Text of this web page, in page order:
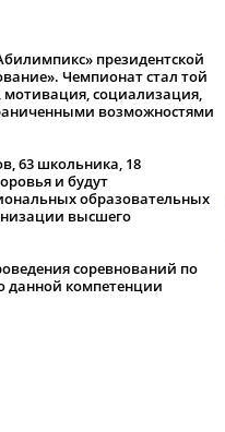
президентской
Чемпионат стал той
мотивация, социализация,
возможностями
63 школьника, 18
и будут
образовательных
высшего
соревнований по
данной компетенции